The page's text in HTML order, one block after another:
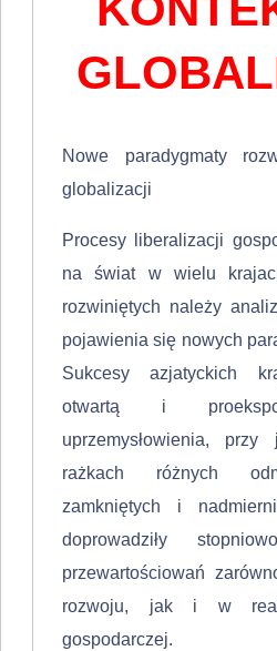
Nowe paradygmaty
globalizacji
Procesy liberalizacji
na świat w wielu
rozwiniętych należy
pojawienia się nowych
Sukcesy azjatyckich
otwartą i
uprzemysłowienia,
rażkach różnych
zamkniętych i
doprowadziły
przewartościowań
rozwoju, jak i w
gospodarczej.